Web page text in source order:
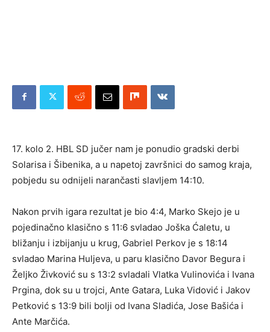
17. kolo 2. HBL SD jučer nam je ponudio gradski derbi
Solarisa i Šibenika, a u napetoj završnici do samog kraja,
pobjedu su odnijeli narančasti slavljem 14:10.
Nakon prvih igara rezultat je bio 4:4, Marko Skejo je u
pojedinačno klasično s 11:6 svladao Joška Ćaletu, u
bližanju i izbijanju u krug, Gabriel Perkov je s 18:14
svladao Marina Huljeva, u paru klasično Davor Begura i
Željko Živković su s 13:2 svladali Vlatka Vulinovića i Ivana
Prgina, dok su u trojci, Ante Gatara, Luka Vidović i Jakov
Petković s 13:9 bili bolji od Ivana Sladića, Jose Bašića i
Ante Marčića.